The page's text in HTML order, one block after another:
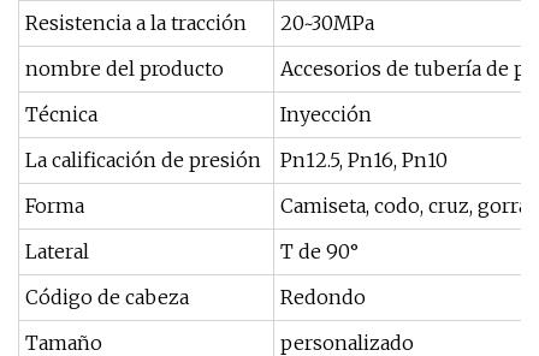
Resistencia a la tracción
20~30MPa
nombre del producto
Accesorios de tubería de
Técnica
Inyección
La calificación de presión
Pn12.5, Pn16, Pn10
Forma
Camiseta, codo, cruz, gorra,
Lateral
T de 90°
Código de cabeza
Redondo
Tamaño
personalizado